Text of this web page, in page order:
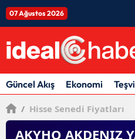
07 Ağustos 2026
Güncel Akış Ekonomi
/ Hisse Senedi Fiyatları
AKYHO AKDENIZ